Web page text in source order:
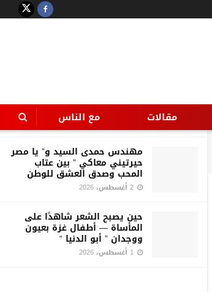
LATEST
أسباب الزلزال الأخير
مهندس حمدى السيد و” يا مصر
حيرتيني معاكي ” بين عتاب
المحب وصدق العشق للوطن
حين يصبح الشعر شاهدًا على
المأساة — أطفال غزة بعيون
ووجدان ” أبو الدنيا “
مقالات مع الناس